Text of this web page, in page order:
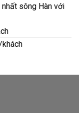
sông Hàn với